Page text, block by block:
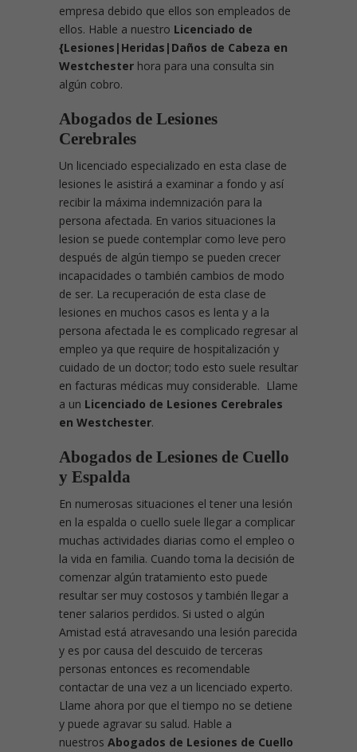
empresa debido que ellos son empleados de
ellos. Hable a nuestro Licenciado de
{Lesiones|Heridas|Daños de Cabeza en
Westchester hora para una consulta sin
algún cobro.
Abogados de Lesiones
Cerebrales
Un licenciado especializado en esta clase de
lesiones le asistirá a examinar a fondo y así
recibir la máxima indemnización para la
persona afectada. En varios situaciones la
lesion se puede contemplar como leve pero
después de algún tiempo se pueden crecer
incapacidades o también cambios de modo
de ser. La recuperación de esta clase de
lesiones en muchos casos es lenta y a la
persona afectada le es complicado regresar al
empleo ya que require de hospitalización y
cuidado de un doctor; todo esto suele resultar
en facturas médicas muy considerable. Llame
a un Licenciado de Lesiones Cerebrales
en Westchester.
Abogados de Lesiones de Cuello
y Espalda
En numerosas situaciones el tener una lesión
en la espalda o cuello suele llegar a complicar
muchas actividades diarias como el empleo o
la vida en familia. Cuando toma la decisión de
comenzar algún tratamiento esto puede
resultar ser muy costosos y también llegar a
tener salarios perdidos. Si usted o algún
Amistad está atravesando una lesión parecida
y es por causa del descuido de terceras
personas entonces es recomendable
contactar de una vez a un licenciado experto.
Llame ahora por que el tiempo no se detiene
y puede agravar su salud. Hable a
nuestros Abogados de Lesiones de Cuello